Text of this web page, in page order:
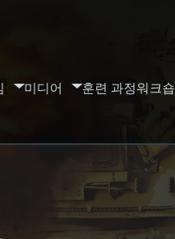
미디어 훈련 과정워크숍